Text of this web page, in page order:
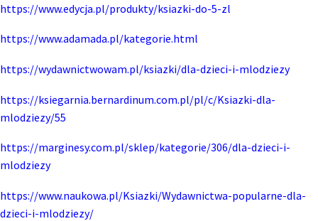
https://www.edycja.pl/produkty/ksiazki-do-5-zl
https://www.adamada.pl/kategorie.html
https://wydawnictwowam.pl/ksiazki/dla-dzieci-i-mlodziezy
https://ksiegarnia.bernardinum.com.pl/pl/c/Ksiazki-dla-
mlodziezy/55
https://marginesy.com.pl/sklep/kategorie/306/dla-dzieci-i-
mlodziezy
https://www.naukowa.pl/Ksiazki/Wydawnictwa-popularne-dla-
dzieci-i-mlodziezy/